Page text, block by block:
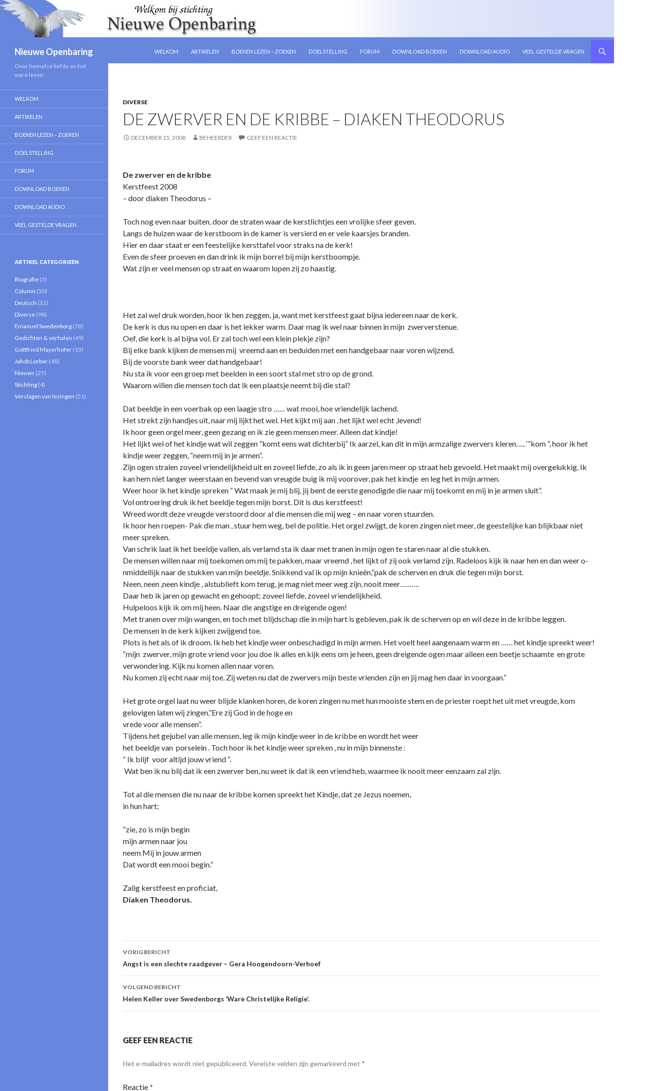
Nieuwe Openbaring
WELKOM
ARTIKELEN BOEKEN LEZEN – ZOEKEN DOELSTELLING FORUM DOWNLOAD BOEKEN DOWNLOAD AUDIO VEEL GESTELDE VRAGEN
DIVERSE
DE ZWERVER EN DE KRIBBE – DIAKEN THEODORUS
DECEMBER 15, 2008 BEHEERDER GEEF EEN REACTIE
De zwerver en de kribbe
Kerstfeest 2008
– door diaken Theodorus –
Toch nog even naar buiten, door de straten waar de kerstlichtjes een vrolijke sfeer geven.
Langs de huizen waar de kerstboom in de kamer is versierd en er vele kaarsjes branden.
Hier en daar staat er een feestelijke kersttafel voor straks na de kerk!
Even de sfeer proeven en dan drink ik mijn borrel bij mijn kerstboompje.
Wat zijn er veel mensen op straat en waarom lopen zij zo haastig.
Het zal wel druk worden, hoor ik hen zeggen, ja, want met kerstfeest gaat bijna iedereen naar de kerk.
De kerk is dus nu open en daar is het lekker warm. Daar mag ik wel naar binnen in mijn zwerverstenue.
Oef, die kerk is al bijna vol. Er zal toch wel een klein plekje zijn?
Bij elke bank kijken de mensen mij vreemd aan en beduiden met een handgebaar naar voren wijzend.
Bij de voorste bank weer dat handgebaar!
Nu sta ik voor een groep met beelden in een soort stal met stro op de grond.
Waarom willen die mensen toch dat ik een plaatsje neemt bij die stal?
Dat beeldje in een voerbak op een laagje stro …… wat mooi, hoe vriendelijk lachend.
Het strekt zijn handjes uit, naar mij lijkt het wel. Het kijkt mij aan , het lijkt wel echt ,levend!
Ik hoor geen orgel meer, geen gezang en ik zie geen mensen meer. Alleen dat kindje!
Het lijkt wel of het kindje wat wil zeggen ”komt eens wat dichterbij” Ik aarzel, kan dit in mijn armzalige zwervers kleren….. ‘”kom “, hoor ik het
kindje weer zeggen, “neem mij in je armen”.
Zijn ogen stralen zoveel vriendelijkheid uit en zoveel liefde, zo als ik in geen jaren meer op straat heb gevoeld. Het maakt mij overgelukkig. Ik
kan hem niet langer weerstaan en bevend van vreugde buig ik mij voorover, pak het kindje en leg het in mijn armen.
Weer hoor ik het kindje spreken “ Wat maak je mij blij, jij bent de eerste genodigde die naar mij toekomt en mij in je armen sluit”.
Vol o­ntroering druk ik het beeldje tegen mijn borst. Dit is dus kerstfeest!
Wreed wordt deze vreugde verstoord door al die mensen die mij weg – en naar voren stuurden.
Ik hoor hen roepen- Pak die man , stuur hem weg, bel de politie. Het orgel zwijgt, de koren zingen niet meer, de geestelijke kan blijkbaar niet
meer spreken.
Van schrik laat ik het beeldje vallen, als verlamd sta ik daar met tranen in mijn ogen te staren naar al die stukken.
De mensen willen naar mij toekomen om mij te pakken, maar vreemd , het lijkt of zij ook verlamd zijn. Radeloos kijk ik naar hen en dan weer o­
nmiddellijk naar de stukken van mijn beeldje. Snikkend val ik op mijn knieën,”pak de scherven en druk die tegen mijn borst.
Neen, neen ,neen kindje , alstublieft kom terug, je mag niet meer weg zijn, nooit meer……….
Daar heb ik jaren op gewacht en gehoopt; zoveel liefde, zoveel vriendelijkheid.
Hulpeloos kijk ik om mij heen. Naar die angstige en dreigende ogen!
Met tranen over mijn wangen, en toch met blijdschap die in mijn hart is gebleven, pak ik de scherven op en wil deze in de kribbe leggen.
De mensen in de kerk kijken zwijgend toe.
Plots is het als of ik droom. Ik heb het kindje weer o­nbeschadigd in mijn armen. Het voelt heel aangenaam warm en …… het kindje spreekt weer!
“mijn zwerver, mijn grote vriend voor jou doe ik alles en kijk eens om je heen, geen dreigende ogen maar alleen een beetje schaamte en grote
verwondering. Kijk nu komen allen naar voren.
Nu komen zij echt naar mij toe. Zij weten nu dat de zwervers mijn beste vrienden zijn en jij mag hen daar in voorgaan.”
Het grote orgel laat nu weer blijde klanken horen, de koren zingen nu met hun mooiste stem en de priester roept het uit met vreugde, kom
gelovigen laten wij zingen,”Ere zij God in de hoge en
vrede voor alle mensen”.
Tijdens het gejubel van alle mensen, leg ik mijn kindje weer in de kribbe en wordt het weer
het beeldje van porselein . Toch hoor ik het kindje weer spreken , nu in mijn binnenste :
“ Ik blijf voor altijd jouw vriend “.
Wat ben ik nu blij dat ik een zwerver ben, nu weet ik dat ik een vriend heb, waarmee ik nooit meer eenzaam zal zijn.
Tot al die mensen die nu naar de kribbe komen spreekt het Kindje, dat ze Jezus noemen,
in hun hart;
“zie, zo is mijn begin
mijn armen naar jou
neem Mij in jouw armen
Dat wordt een mooi begin.”
Zalig kerstfeest en proficiat,
Diaken Theodorus.
Berichtnavigatie
VORIG BERICHT
Angst is een slechte raadgever – Gera Hoogendoorn-Verhoef
VOLGEND BERICHT
Helen Keller over Swedenborgs ‘Ware Christelijke Religie’.
GEEF EEN REACTIE
Het e-mailadres wordt niet gepubliceerd. Vereiste velden zijn gemarkeerd met *
Reactie*
Over hemelse liefde en het
ware leven
WELKOM
ARTIKELEN
BOEKEN LEZEN – ZOEKEN
DOELSTELLING
FORUM
DOWNLOAD BOEKEN
DOWNLOAD AUDIO
VEEL GESTELDE VRAGEN
ARTIKEL CATEGORIEEN
Biografie (5)
Column (50)
Deutsch (32)
Diverse (98)
Emanuel Swedenborg (78)
Gedichten & verhalen (49)
Gottfried Mayerhofer (13)
Jakob Lorber (48)
Nieuws (25)
Stichting (4)
Verslagen van lezingen (51)